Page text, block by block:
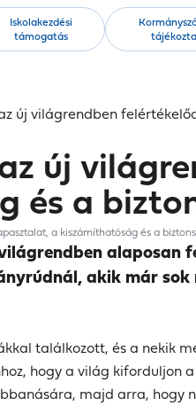
Iskolakezdési
támogatás
új világrendben
új
és a
a kiszámíthatóság és a
akik már
találkozott, és a nekik
hogy a világ
majd arra, hogy